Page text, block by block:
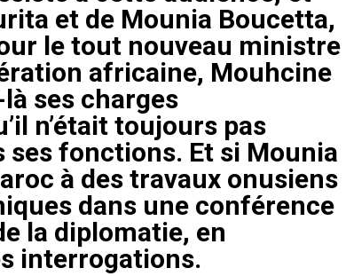
et de Mounia Boucetta,
le tout nouveau ministre
africaine, Mouhcine
ses charges
n’était toujours pas
fonctions. Et si Mounia
à des travaux onusiens
dans une conférence
la diplomatie, en
interrogations.